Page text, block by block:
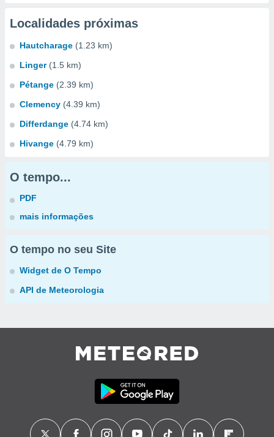
Localidades próximas
Hautcharage (1.23 km)
Linger (1.5 km)
Pétange (2.39 km)
Clemency (4.39 km)
Differdange (4.74 km)
Hivange (4.79 km)
O tempo...
PDF
mais informações
O tempo no seu Site
Widget de O Tempo
API de Meteorologia